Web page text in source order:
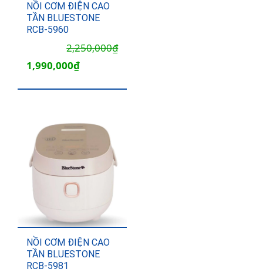
NỒI CƠM ĐIỆN CAO
TẦN BLUESTONE
RCB-5960
2,250,000₫
Giá
1,990,000₫
1,990,000₫.
NỒI CƠM ĐIỆN CAO
TẦN BLUESTONE
RCB-5981